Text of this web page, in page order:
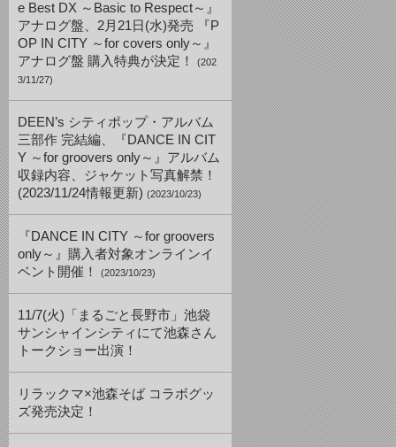
e Best DX ～Basic to Respect～』
アナログ盤、2月21日(水)発売 『P
OP IN CITY ～for covers only～』
アナログ盤 購入特典が決定！
(202
3/11/27)
DEEN’s シティポップ・アルバム
三部作 完結編、『DANCE IN CIT
Y ～for groovers only～』アルバム
収録内容、ジャケット写真解禁！
(2023/11/24情報更新) (2023/10/23)
『DANCE IN CITY ～for groovers
only～』購入者対象オンラインイ
ベント開催！
(2023/10/23)
11/7(火)「まるごと長野市」池袋
サンシャインシティにて池森さん
トークショー出演！
リラックマ×池森そば コラボグッ
ズ発売決定！